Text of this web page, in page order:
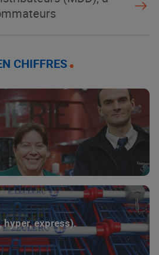
CHIFFRES
hyper, express).